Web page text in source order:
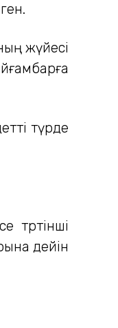
жүйесі
түрде
дейін